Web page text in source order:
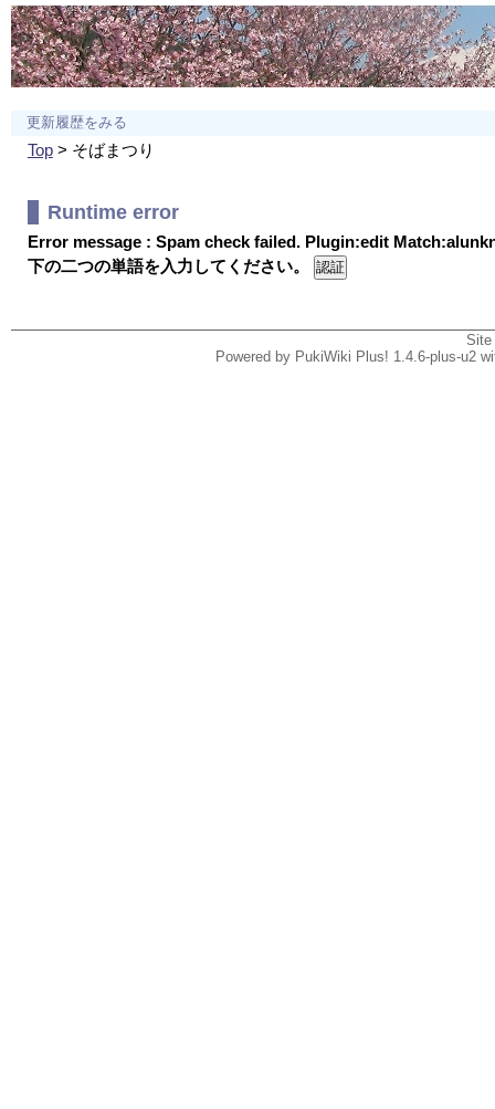
更新履歴をみる
Top> そばまつり
Runtime error
Error message : Spam check failed. Plugin:edit
下の二つの単語を入力してください。
Powered by PukiWiki Plus! 1.4.6-plus-u2